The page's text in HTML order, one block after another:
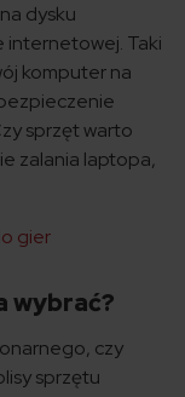
dysku
internetowej. Taki
komputer na
sprzęt warto
zalania laptopa,
gier
wybrać?
czy
sprzętu